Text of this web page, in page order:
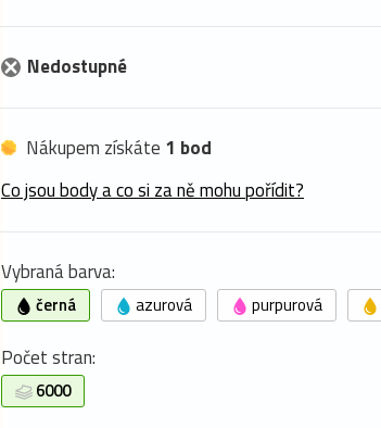
Nedostupné
Nákupem získáte 1 bod
Co jsou body a co si za ně mohu pořídit?
Vybraná barva:
černá azurová purpurová
Počet stran:
6000